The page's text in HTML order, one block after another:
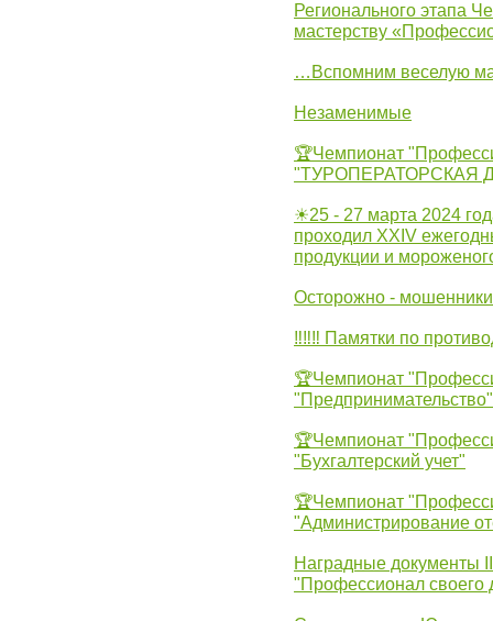
Регионального этапа
мастерству
…Вспомним веселую
Незаменимые
🏆Чемпионат
"ТУРОПЕРАТОРСКАЯ
☀25 - 27 марта 2024
проходил XXIV
продукции и
Осторожно -
‼‼‼ Памятки по
🏆Чемпионат
"Предпринимательство"
🏆Чемпионат
"Бухгалтерский учет"
🏆Чемпионат
"Администрирование
Наградные документы
"Профессионал своего